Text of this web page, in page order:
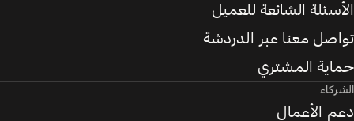
الأسئلة الشائعة للعميل
تواصل معنا عبر الدردشة
حماية المشتري
الشركاء
دعم الأعمال